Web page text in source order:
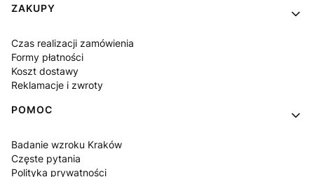
Linki w stopce
ZAKUPY
Czas realizacji zamówienia
Formy płatności
Koszt dostawy
Reklamacje i zwroty
POMOC
Badanie wzroku Kraków
Częste pytania
Polityka prywatności